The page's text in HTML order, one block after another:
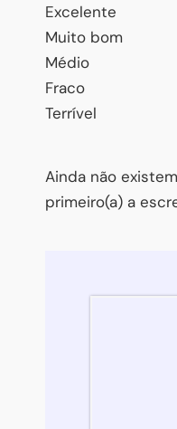
Excelente
Muito bom
Médio
Fraco
Terrível
Ainda não
primeiro(a) a